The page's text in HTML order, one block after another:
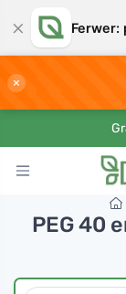
× Ferwer:
×
PEG 40